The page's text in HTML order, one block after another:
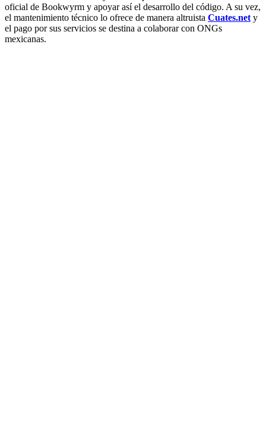
oficial de Bookwyrm y apoyar así el desarrollo del código. A su vez,
el mantenimiento técnico lo ofrece de manera altruista Cuates.net y
el pago por sus servicios se destina a colaborar con ONGs
mexicanas.